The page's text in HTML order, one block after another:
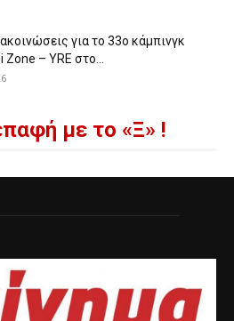
για το 33ο κάμπινγκ
– YRE στο...
με το «Ξ» !